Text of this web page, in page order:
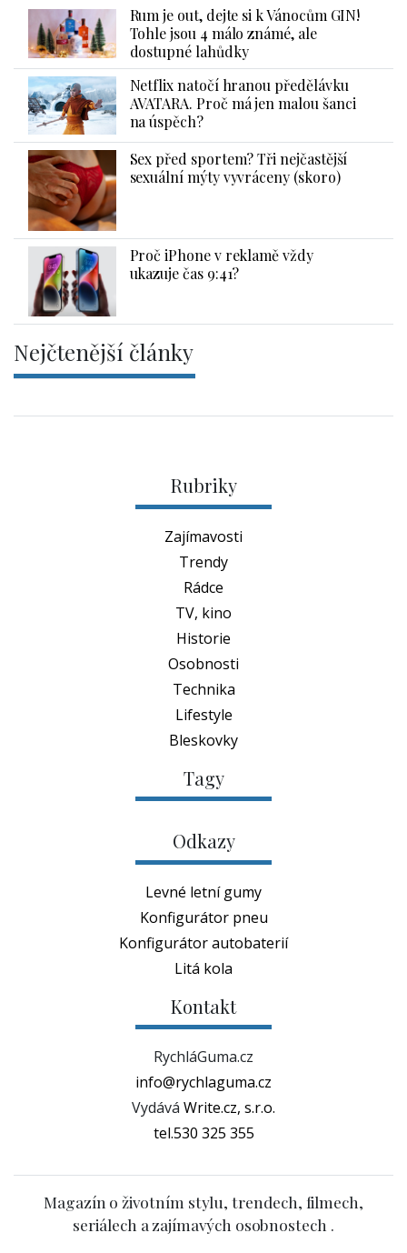
Rum je out, dejte si k Vánocům GIN!
Tohle jsou 4 málo známé, ale
dostupné lahůdky
Netflix natočí hranou předělávku
AVATARA. Proč má jen malou šanci
na úspěch?
Sex před sportem? Tři nejčastější
sexuální mýty vyvráceny (skoro)
Proč iPhone v reklamě vždy
ukazuje čas 9:41?
Nejčtenější články
Rubriky
Zajímavosti
Trendy
Rádce
TV, kino
Historie
Osobnosti
Technika
Lifestyle
Bleskovky
Tagy
Odkazy
Levné letní gumy
Konfigurátor pneu
Konfigurátor autobaterií
Litá kola
Kontakt
RychláGuma.cz
info@rychlaguma.cz
Vydává Write.cz, s.r.o.
tel.530 325 355
Magazín o životním stylu, trendech, filmech,
seriálech a zajímavých osobnostech .